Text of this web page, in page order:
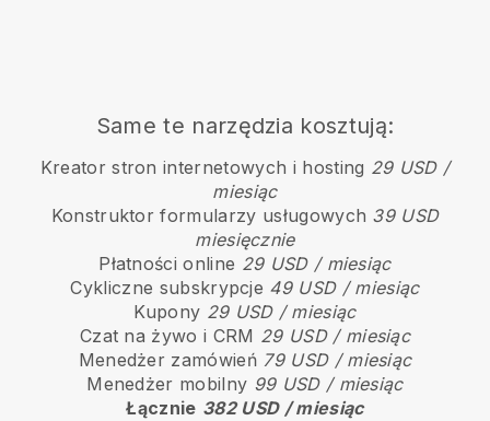
Same te narzędzia kosztują:
Kreator stron internetowych i hosting 29 USD /
miesiąc
Konstruktor formularzy usługowych 39 USD
miesięcznie
Płatności online 29 USD / miesiąc
Cykliczne subskrypcje 49 USD / miesiąc
Kupony 29 USD / miesiąc
Czat na żywo i CRM 29 USD / miesiąc
Menedżer zamówień 79 USD / miesiąc
Menedżer mobilny 99 USD / miesiąc
Łącznie 382 USD / miesiąc